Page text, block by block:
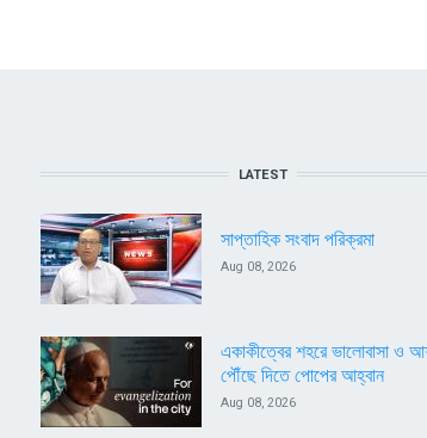
LATEST
সাপ্তাহিক সংবাদ পরিক্রমা
Aug 08, 2026
একাকীত্বের শহরে ভালোবাসা ও
পৌঁছে দিতে পোপের আহ্বান
Aug 08, 2026